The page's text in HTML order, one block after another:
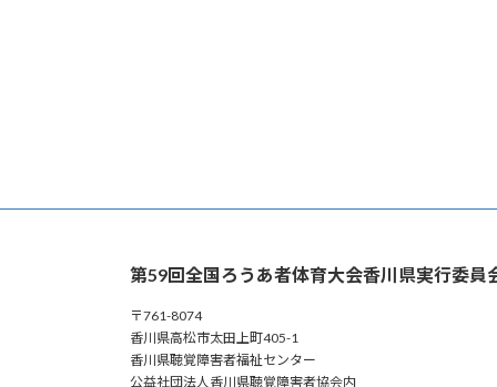
第59回全国ろうあ者体育大会香川県実行委員
〒761-8074
香川県高松市太田上町405-1
香川県聴覚障害者福祉センター
公益社団法人香川県聴覚障害者協会内